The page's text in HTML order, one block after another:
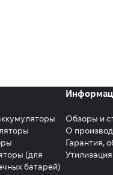
(для
батарей)
Обзоры и
О
Гарантия,
Утилизация